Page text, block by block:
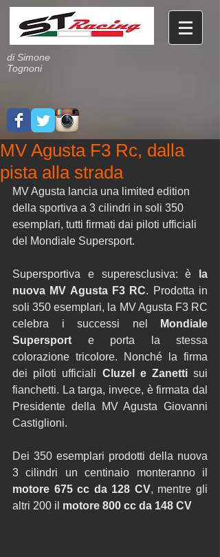
di Simone
Tognoni
MV Agusta F3 Rc, dalla
pista alla strada
MV Agusta lancia una limited edition
della sportiva a 3 cilindri in soli 350
esemplari, tutti firmati dai piloti ufficiali
del Mondiale Supersport.
Supersportiva e superesclusiva: è
la
nuova MV Agusta F3 RC. Prodotta in
soli 350 esemplari, la MV Agusta F3 RC
celebra i successi nel
Mondiale
Supersport e porta la stessa
colorazione tricolore. Nonché la firma
dei piloti ufficiali Cluzel e Zanetti sui
fianchetti. La targa, invece, è firmata dal
Presidente della MV Agusta Giovanni
Castiglioni.
Dei 350 esemplari prodotti della nuova
motore 675 cc da 128 CV, mentre gli
altri 200 il motore 800 cc da 148 CV